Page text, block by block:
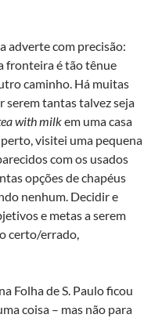
adverte com precisão:
fronteira é tão tênue
caminho. Há muitas
serem tantas talvez seja
with milkem uma casa
visitei uma pequena
com os usados
opções de chapéus
nenhum. Decidir e
e metas a serem
certo/errado,
Folha de S. Paulo ficou
coisa – mas não para